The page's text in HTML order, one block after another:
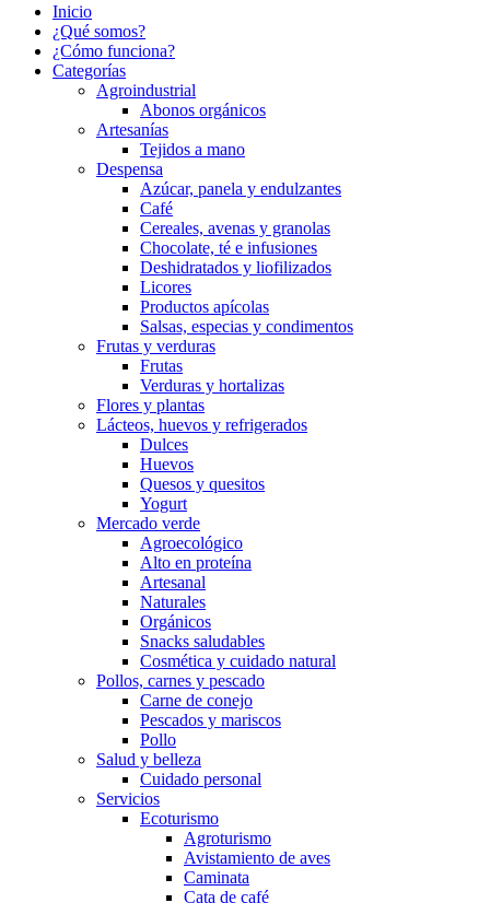
Inicio
¿Qué somos?
¿Cómo funciona?
Categorías
Agroindustrial
Abonos orgánicos
Artesanías
Tejidos a mano
Despensa
Azúcar, panela y endulzantes
Café
Cereales, avenas y granolas
Chocolate, té e infusiones
Deshidratados y liofilizados
Licores
Productos apícolas
Salsas, especias y condimentos
Frutas y verduras
Frutas
Verduras y hortalizas
Flores y plantas
Lácteos, huevos y refrigerados
Dulces
Huevos
Quesos y quesitos
Yogurt
Mercado verde
Agroecológico
Alto en proteína
Artesanal
Naturales
Orgánicos
Snacks saludables
Cosmética y cuidado natural
Pollos, carnes y pescado
Carne de conejo
Pescados y mariscos
Pollo
Salud y belleza
Cuidado personal
Servicios
Ecoturismo
Agroturismo
Avistamiento de aves
Caminata
Cata de café